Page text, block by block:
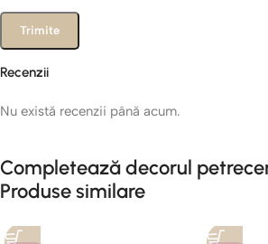
Recenzii
Nu există recenzii până acum.
Completează decorul
Produse similare